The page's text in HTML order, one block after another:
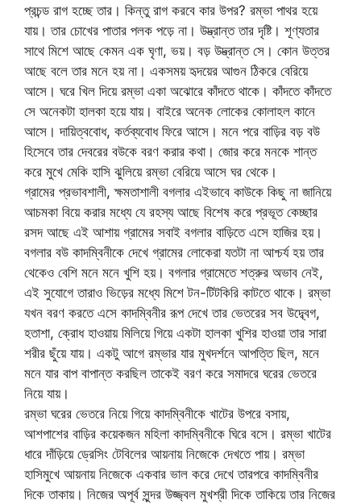
প্রচন্ড রাগ হচ্ছে তার। কিন্তু রাগ করবে কার উপর? রম্ভা পাথর হয়ে
যায়। তার চোখের পাতার পলক পড়ে না। উদ্ভ্রান্ত তার দৃষ্টি। শূণ্যতার
সাথে মিশে আছে কেমন এক ঘৃণা, ভয়। বড় উদ্ভ্রান্ত সে। কোন উত্তর
আছে বলে তার মনে হয় না। একসময় হৃদয়ের আগুন ঠিকরে বেরিয়ে
আসে। ঘরে খিল দিয়ে রম্ভা একা অঝোরে কাঁদতে থাকে। কাঁদতে কাঁদতে
সে অনেকটা হালকা হয়ে যায়। বাইরে অনেক লোকের কোলাহল কানে
আসে। দায়িত্ববোধ, কর্তব্যবোধ ফিরে আসে। মনে পরে বাড়ির বড় বউ
হিসেবে তার দেবরের বউকে বরণ করার কথা। জোর করে মনকে শান্ত
করে মুখে মেকি হাসি ঝুলিয়ে রম্ভা বেরিয়ে আসে ঘর থেকে।
গ্রামের প্রভাবশালী, ক্ষমতাশালী বগলার এইভাবে কাউকে কিছু না জানিয়ে
আচমকা বিয়ে করার মধ্যে যে রহস্য আছে বিশেষ করে প্রভূত কেচ্ছার
রসদ আছে এই আশায় গ্রামের সবাই বগলার বাড়িতে এসে হাজির হয়।
বগলার বউ কাদম্বিনীকে দেখে গ্রামের লোকেরা যতটা না আশ্চর্য হয় তার
থেকেও বেশি মনে মনে খুশি হয়। বগলার গ্রামেতে শত্রুর অভাব নেই,
এই সুযোগে তারাও ভিড়ের মধ্যে মিশে টন-টিটকিরি কাটতে থাকে। রম্ভা
যখন বরণ করতে এসে কাদম্বিনীর রূপ দেখে তার ভেতরের সব উদ্ব্বেগ,
হতাশা, ক্রোধ হাওয়ায় মিলিয়ে গিয়ে একটা হালকা খুশির হাওয়া তার সারা
শরীর ছুঁয়ে যায়। একটু আগে রম্ভার যার মুখদর্শনে আপত্তি ছিল, মনে
মনে যার বাপ বাপান্ত করছিল তাকেই বরণ করে সমাদরে ঘরের ভেতরে
নিয়ে যায়।
রম্ভা ঘরের ভেতরে নিয়ে গিয়ে কাদম্বিনীকে খাটের উপরে বসায়,
আশপাশের বাড়ির কয়েকজন মহিলা কাদম্বিনীকে ঘিরে বসে। রম্ভা খাটের
ধারে দাঁড়িয়ে ড্রেসিং টেবিলের আয়নায় নিজেকে দেখতে পায়। রম্ভা
হাসিমুখে আয়নায় নিজেকে একবার ভাল করে দেখে তারপরে কাদম্বিনীর
দিকে তাকায়। নিজের অপূর্ব সুন্দর উজ্জ্বল মুখশ্রী দিকে তাকিয়ে তার নিজের